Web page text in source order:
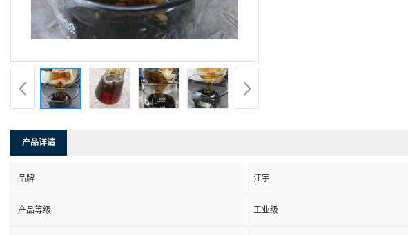
产品详请
品牌 江宇
产品等级 工业级